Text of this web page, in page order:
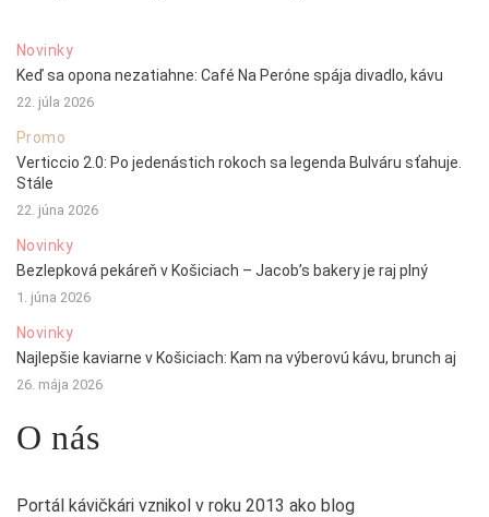
Novinky
Keď sa opona nezatiahne: Café Na Peróne spája divadlo, kávu
22. júla 2026
Promo
Verticcio 2.0: Po jedenástich rokoch sa legenda Bulváru sťahuje.
Stále
22. júna 2026
Novinky
Bezlepková pekáreň v Košiciach – Jacob’s bakery je raj plný
1. júna 2026
Novinky
Najlepšie kaviarne v Košiciach: Kam na výberovú kávu, brunch aj
26. mája 2026
O nás
Portál kávičkári vznikol v roku 2013 ako blog